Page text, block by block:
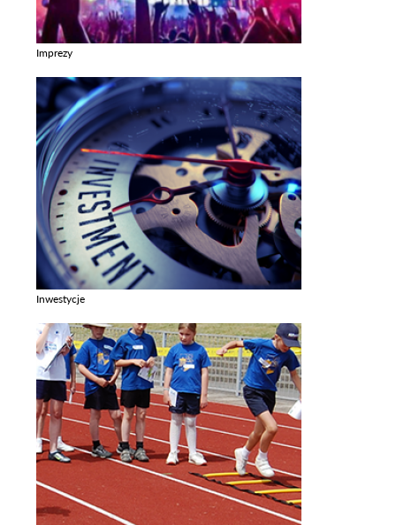
Imprezy
Inwestycje